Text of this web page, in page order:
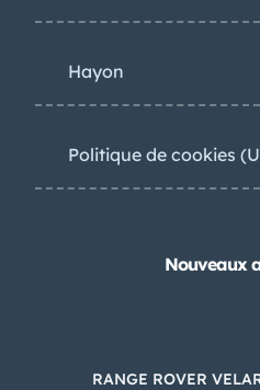
Hayon
Politique de cookies
Nouveaux
RANGE ROVER